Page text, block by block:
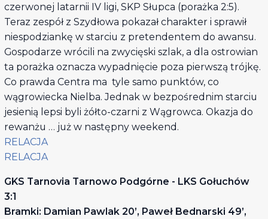
czerwonej latarnii IV ligi, SKP Słupca (porażka 2:5).
Teraz zespół z Szydłowa pokazał charakter i sprawił
niespodziankę w starciu z pretendentem do awansu.
Gospodarze wrócili na zwycięski szlak, a dla ostrowian
ta porażka oznacza wypadnięcie poza pierwszą trójkę.
Co prawda Centra ma tyle samo punktów, co
wągrowiecka Nielba. Jednak w bezpośrednim starciu
jesienią lepsi byli żółto-czarni z Wągrowca. Okazja do
rewanżu … już w następny weekend.
RELACJA
RELACJA
GKS Tarnovia Tarnowo Podgórne - LKS Gołuchów
3:1
Bramki: Damian Pawlak 20’, Paweł Bednarski 49’,